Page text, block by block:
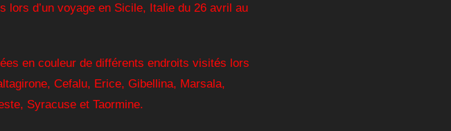
lors d’un voyage en Sicile, Italie du 26 avril au
en couleur de différents endroits visités lors
Cefalu, Erice, Gibellina, Marsala,
Syracuse et Taormine.